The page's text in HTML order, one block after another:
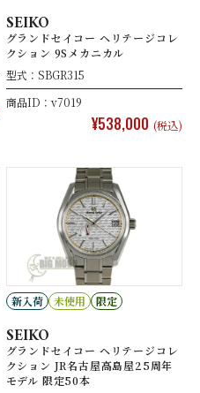
SEIKO
グランドセイコー ヘリテージコレ
クション 9Sメカニカル
型式：SBGR315
商品ID：v7019
¥538,000 (税込)
新入荷 未使用 限定
SEIKO
グランドセイコー ヘリテージコレ
クション JR名古屋高島屋25周年
モデル 限定50本